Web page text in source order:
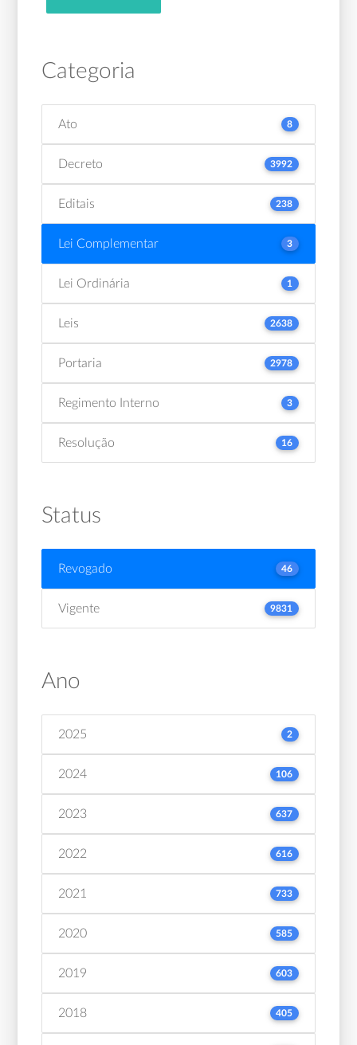
Categoria
Ato 8
Decreto 3992
Editais 238
Lei Complementar 3
Lei Ordinária 1
Leis 2638
Portaria 2978
Regimento Interno 3
Resolução 16
Status
Revogado 46
Vigente 9831
Ano
2025 2
2024 106
2023 637
2022 616
2021 733
2020 585
2019 603
2018 405